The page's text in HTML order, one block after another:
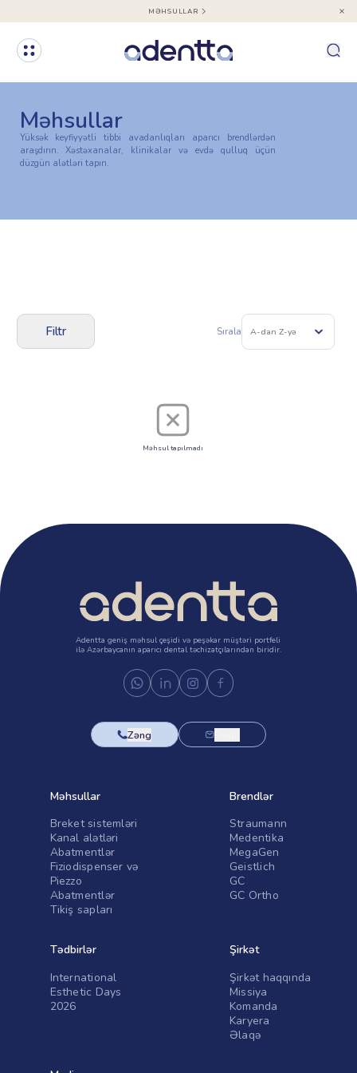
MƏHSULLAR
Məhsullar
Yüksək keyfiyyətli tibbi avadanlıqları aparıcı brendlərdən
araşdırın. Xəstəxanalar, klinikalar və evdə qulluq üçün
düzgün alətləri tapın.
Filtr Sırala A-dan Z-yə
Məhsul tapılmadı
Adentta geniş məhsul çeşidi və peşəkar müştəri portfeli
ilə Azərbaycanın aparıcı dental təchizatçılarından biridir.
Zəng
Məhsullar
Breket sistemləri
Kanal alətləri
Abatmentlər
Fiziodispenser və
Piezzo
Abatmentlər
Tikiş sapları
Brendlər
Straumann
Medentika
MegaGen
Geistlich
GC
GC Ortho
Tədbirlər
International
Esthetic Days
2026
Şirkət
Şirkət haqqında
Missiya
Komanda
Karyera
Əlaqə